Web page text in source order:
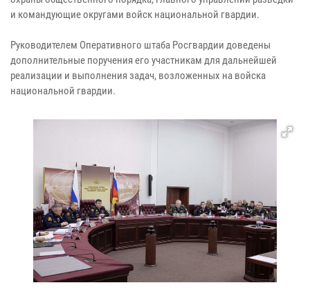
и командующие округами войск национальной гвардии.
Руководителем Оперативного штаба Росгвардии доведены
дополнительные поручения его участникам для дальнейшей
реализации и выполнения задач, возложенных на войска
национальной гвардии.